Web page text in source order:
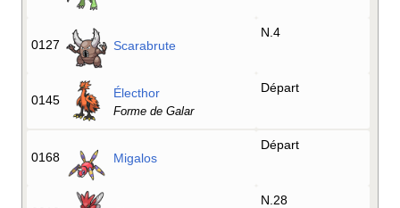
0127 Scarabrute
N.4
0145 Électhor
Forme de Galar
Départ
0168 Migalos
Départ
N.28